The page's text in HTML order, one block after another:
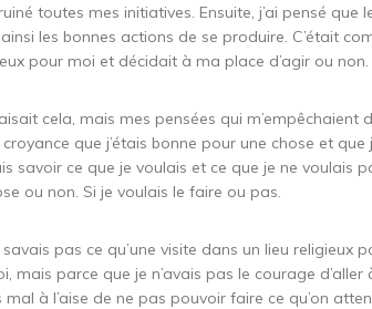
toutes mes initiatives. Ensuite, j’ai pensé que
les bonnes actions de se produire. C’était
pour moi et décidait à ma place d’agir ou non.
cela, mais mes pensées qui m’empêchaient
que j’étais bonne pour une chose et que
savoir ce que je voulais et ce que je ne voulais
ou non. Si je voulais le faire ou pas.
pas ce qu’une visite dans un lieu religieux
mais parce que je n’avais pas le courage d’aller
mal à l’aise de ne pas pouvoir faire ce qu’on